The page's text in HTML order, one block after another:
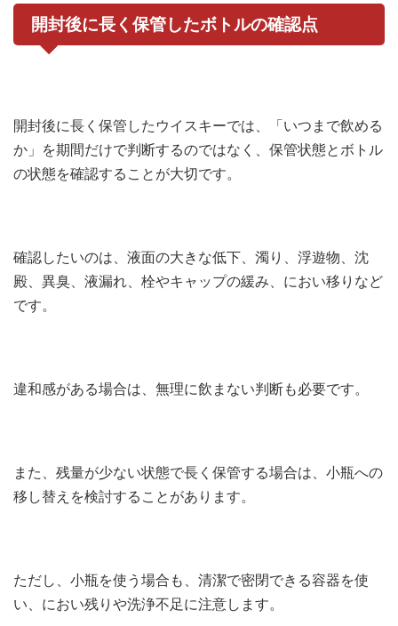
開封後に長く保管したボトルの確認点
開封後に長く保管したウイスキーでは、「いつまで飲める
か」を期間だけで判断するのではなく、保管状態とボトル
の状態を確認することが大切です。
確認したいのは、液面の大きな低下、濁り、浮遊物、沈
殿、異臭、液漏れ、栓やキャップの緩み、におい移りなど
です。
違和感がある場合は、無理に飲まない判断も必要です。
また、残量が少ない状態で長く保管する場合は、小瓶への
移し替えを検討することがあります。
ただし、小瓶を使う場合も、清潔で密閉できる容器を使
い、におい残りや洗浄不足に注意します。